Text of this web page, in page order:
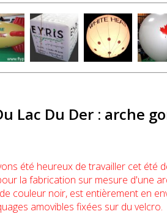
Lac Du Der : arche
été heureux de travailler cet été
la fabrication sur mesure d'une
couleur noir, est entièrement en
amovibles fixées sur du velcro.